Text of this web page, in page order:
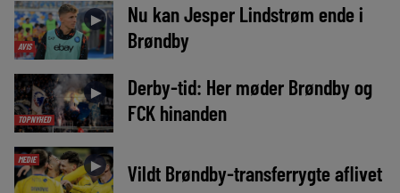
AVIS
►
Nu kan Jesper Lindstrøm ende i
Brøndby
TOPNYHED
►
Derby-tid: Her møder Brøndby og
FCK hinanden
MEDIE ► Vildt Brøndby-transferrygte aflivet